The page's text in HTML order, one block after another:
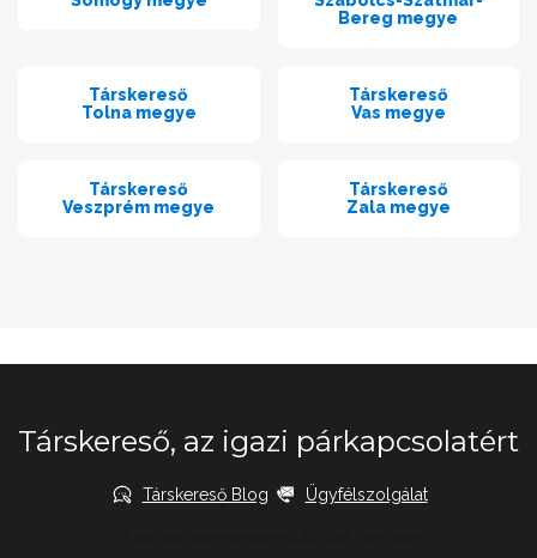
Bereg megye
Társkereső
Tolna megye
Társkereső
Vas megye
Társkereső
Veszprém megye
Társkereső
Zala megye
Társkereső, az igazi párkapcsolatért
Társkereső Blog Ügyfélszolgálat